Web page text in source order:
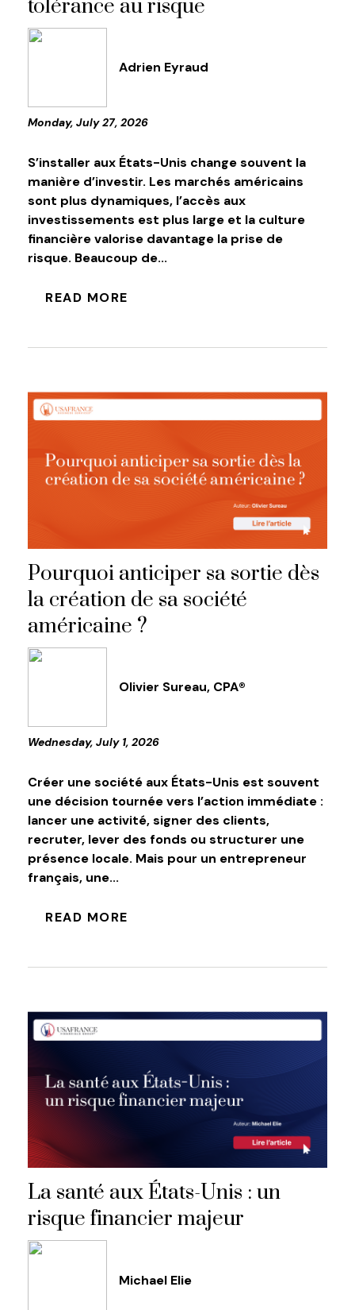
tolérance au risque
Adrien Eyraud
Monday, July 27, 2026
S’installer aux États-Unis change souvent la
manière d’investir. Les marchés américains
sont plus dynamiques, l’accès aux
investissements est plus large et la culture
financière valorise davantage la prise de
risque. Beaucoup de...
READ MORE
Pourquoi anticiper sa sortie dès
la création de sa société
américaine ?
Olivier Sureau, CPA®
Wednesday, July 1, 2026
Créer une société aux États-Unis est souvent
une décision tournée vers l’action immédiate :
lancer une activité, signer des clients,
recruter, lever des fonds ou structurer une
présence locale. Mais pour un entrepreneur
français, une...
READ MORE
La santé aux États-Unis : un
risque financier majeur
Michael Elie